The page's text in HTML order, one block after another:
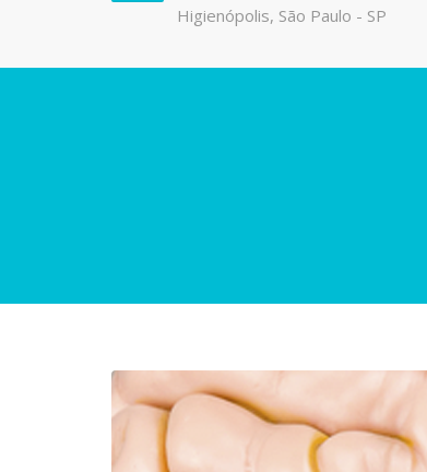
Higienópolis, São Paulo - SP